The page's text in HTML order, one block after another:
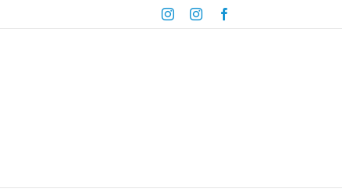
InstagramInstagram